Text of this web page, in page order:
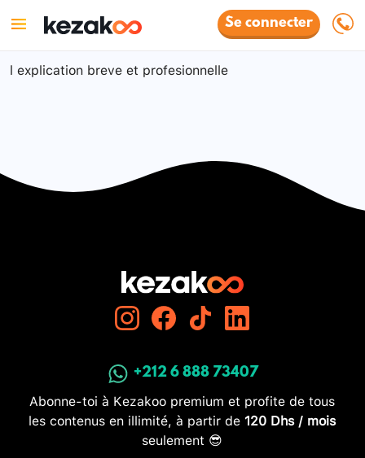
Se connecter
l explication breve et profesionnelle
+212 6 888 73407
Abonne-toi à Kezakoo premium et profite de tous
les contenus en illimité, à partir de 120 Dhs / mois
seulement 😎